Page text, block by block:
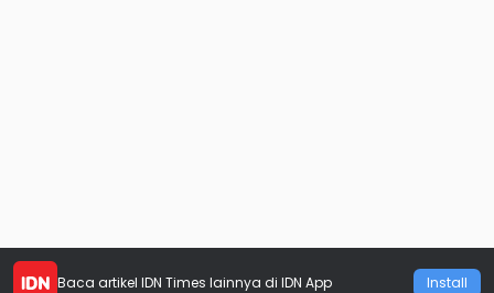
Baca artikel IDN Times lainnya di IDN App Install